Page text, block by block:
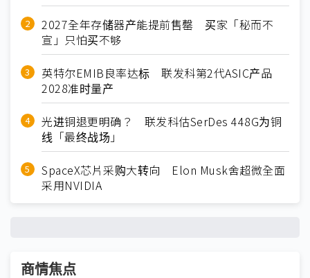
2027全年存储器产能提前售罄 买家「秘而不
宣」只怕买不够
英特尔EMIB良率达标 联发科第2代ASIC产品
2028准时量产
光进铜退更明确？ 联发科估SerDes 448G为铜
线「最终战场」
SpaceX芯片采购大转向 Elon Musk舍超微全面
采用NVIDIA
商情焦点